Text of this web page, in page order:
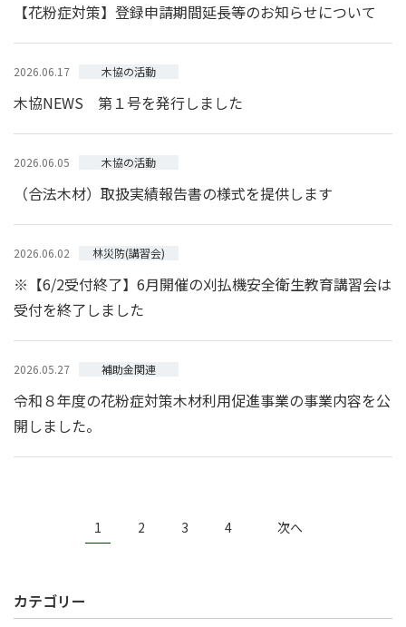
【花粉症対策】登録申請期間延長等のお知らせについて
2026.06.17 木協の活動
木協NEWS 第１号を発行しました
2026.06.05 木協の活動
（合法木材）取扱実績報告書の様式を提供します
2026.06.02 林災防(講習会)
※【6/2受付終了】6月開催の刈払機安全衛生教育講習会は
受付を終了しました
2026.05.27 補助金関連
令和８年度の花粉症対策木材利用促進事業の事業内容を公
開しました。
1 2 3 4 次へ
カテゴリー